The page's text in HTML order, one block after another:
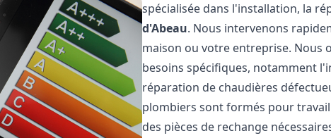
spécialisée dans l'installation, la
d'Abeau. Nous intervenons
maison ou votre entreprise. Nous
besoins spécifiques, notamment
réparation de chaudières
plombiers sont formés pour
des pièces de rechange